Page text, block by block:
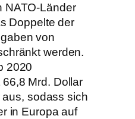
NATO-Länder
Doppelte der
von
werden.
2020
Mrd. Dollar
aus, sodass sich
in Europa auf